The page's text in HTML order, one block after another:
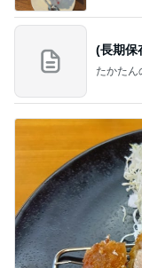
(長期保
たかたん